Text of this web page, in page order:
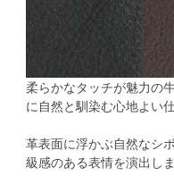
柔らかなタッチが魅力の
に自然と馴染む心地よい
革表面に浮かぶ自然なシ
級感のある表情を演出しま